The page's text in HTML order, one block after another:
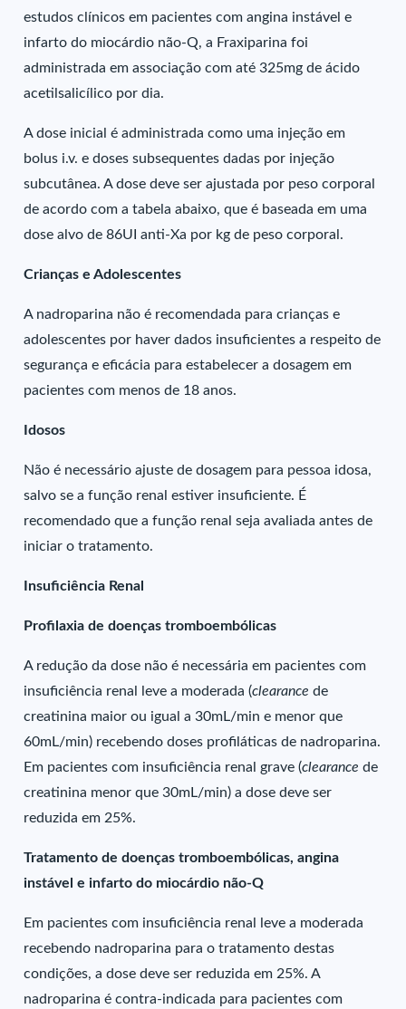
estudos clínicos em pacientes com angina instável e
infarto do miocárdio não-Q, a Fraxiparina foi
administrada em associação com até 325mg de ácido
acetilsalicílico por dia.
A dose inicial é administrada como uma injeção em
bolus i.v. e doses subsequentes dadas por injeção
subcutânea. A dose deve ser ajustada por peso corporal
de acordo com a tabela abaixo, que é baseada em uma
dose alvo de 86UI anti-Xa por kg de peso corporal.
Crianças e Adolescentes
A nadroparina não é recomendada para crianças e
adolescentes por haver dados insuficientes a respeito de
segurança e eficácia para estabelecer a dosagem em
pacientes com menos de 18 anos.
Idosos
Não é necessário ajuste de dosagem para pessoa idosa,
salvo se a função renal estiver insuficiente. É
recomendado que a função renal seja avaliada antes de
iniciar o tratamento.
Insuficiência Renal
Profilaxia de doenças tromboembólicas
A redução da dose não é necessária em pacientes com
insuficiência renal leve a moderada (clearance de
creatinina maior ou igual a 30mL/min e menor que
60mL/min) recebendo doses profiláticas de nadroparina.
Em pacientes com insuficiência renal grave (clearance de
creatinina menor que 30mL/min) a dose deve ser
reduzida em 25%.
Tratamento de doenças tromboembólicas, angina
instável e infarto do miocárdio não-Q
Em pacientes com insuficiência renal leve a moderada
recebendo nadroparina para o tratamento destas
condições, a dose deve ser reduzida em 25%. A
nadroparina é contra-indicada para pacientes com